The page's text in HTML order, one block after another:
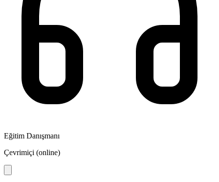
Eğitim Danışmanı
Çevrimiçi (online)